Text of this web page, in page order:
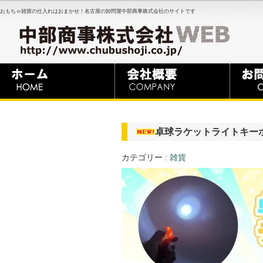
おもちゃ雑貨の仕入れはおまかせ！名古屋の卸問屋中部商事株式会社のサイトです
卓球ラケットライトキー
カテゴリー : 雑貨